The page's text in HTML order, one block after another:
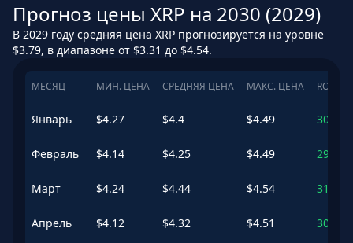
Прогноз цены XRP на 2030 (2029)
В 2029 году средняя цена XRP прогнозируется на уровне
$3.79, в диапазоне от $3.31 до $4.54.
МЕСЯЦ МИН. ЦЕНА СРЕДНЯЯ ЦЕНА МАКС. ЦЕНА ROI
Январь $4.27 $4.4 $4.49 308.8
Февраль $4.14 $4.25 $4.49 295.01
Март $4.24 $4.44 $4.54 312.84
Апрель $4.12 $4.32 $4.51 301.24